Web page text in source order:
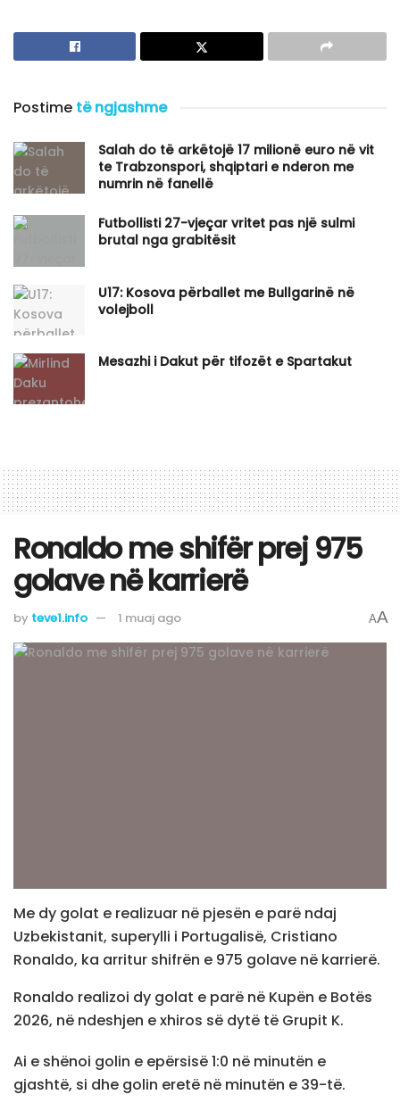
Postime të ngjashme
Salah do të arkëtojë 17 milionë euro në vit
te Trabzonspori, shqiptari e nderon me
numrin në fanellë
Futbollisti 27-vjeçar vritet pas një sulmi
brutal nga grabitësit
U17: Kosova përballet me Bullgarinë në
volejboll
Mesazhi i Dakut për tifozët e Spartakut
Ronaldo me shifër prej 975
golave në karrierë
by teve1.info 1 muaj ago AA
Me dy golat e realizuar në pjesën e parë ndaj
Uzbekistanit, superylli i Portugalisë, Cristiano
Ronaldo, ka arritur shifrën e 975 golave në karrierë.
Ronaldo realizoi dy golat e parë në Kupën e Botës
2026, në ndeshjen e xhiros së dytë të Grupit K.
Ai e shënoi golin e epërsisë 1:0 në minutën e
gjashtë, si dhe golin eretë në minutën e 39-të.